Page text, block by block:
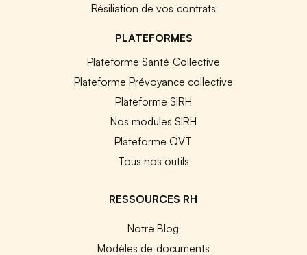
Résiliation de vos contrats
PLATEFORMES
Plateforme Santé Collective
Plateforme Prévoyance collective
Plateforme SIRH
Nos modules SIRH
Plateforme QVT
Tous nos outils
RESSOURCES RH
Notre Blog
Modèles de documents